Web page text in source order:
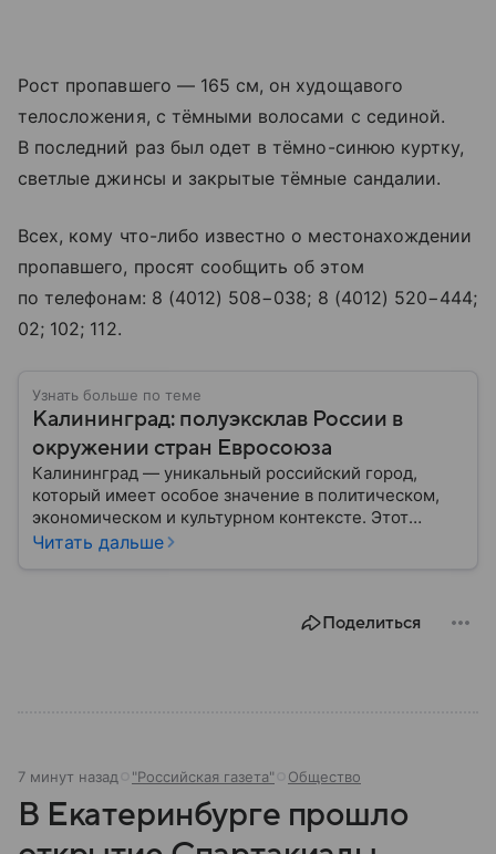
Рост пропавшего — 165 см, он худощавого
телосложения, с тёмными волосами с сединой.
В последний раз был одет в тёмно-синюю куртку,
светлые джинсы и закрытые тёмные сандалии.
Всех, кому что-либо известно о местонахождении
пропавшего, просят сообщить об этом
по телефонам: 8 (4012) 508−038; 8 (4012) 520−444;
02; 102; 112.
Узнать больше по теме
Калининград: полуэксклав России в
окружении стран Евросоюза
Калининград — уникальный российский город,
который имеет особое значение в политическом,
экономическом и культурном контексте. Этот
город, расположенный в самом сердце Европы,
Читать дальше
Поделиться
7 минут назад "Российская газета" Общество
В Екатеринбурге прошло